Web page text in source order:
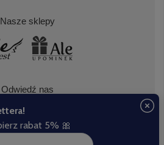
Nasze sklepy
Odwiedź nas